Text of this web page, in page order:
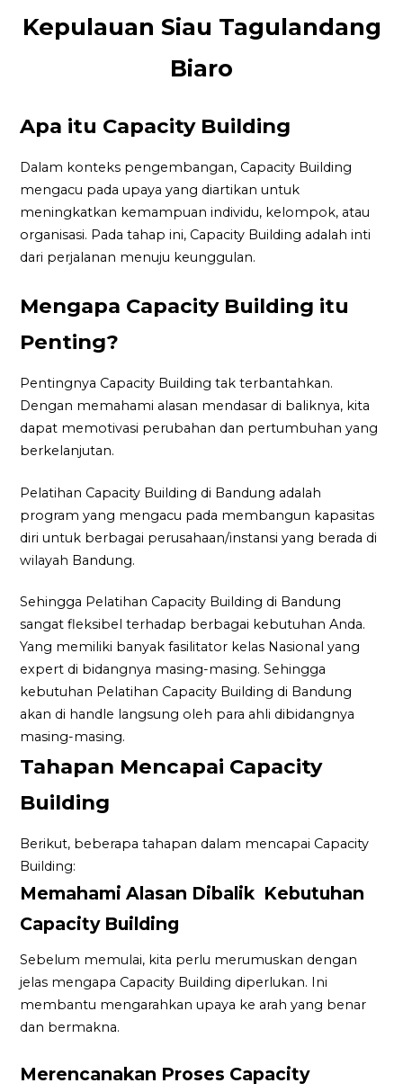
Kepulauan Siau Tagulandang
Biaro
Apa itu Capacity Building
Dalam konteks pengembangan, Capacity Building
mengacu pada upaya yang diartikan untuk
meningkatkan kemampuan individu, kelompok, atau
organisasi. Pada tahap ini, Capacity Building adalah inti
dari perjalanan menuju keunggulan.
Mengapa Capacity Building itu
Penting?
Pentingnya Capacity Building tak terbantahkan.
Dengan memahami alasan mendasar di baliknya, kita
dapat memotivasi perubahan dan pertumbuhan yang
berkelanjutan.
Pelatihan Capacity Building di Bandung adalah
program yang mengacu pada membangun kapasitas
diri untuk berbagai perusahaan/instansi yang berada di
wilayah Bandung.
Sehingga Pelatihan Capacity Building di Bandung
sangat fleksibel terhadap berbagai kebutuhan Anda.
Yang memiliki banyak fasilitator kelas Nasional yang
expert di bidangnya masing-masing. Sehingga
kebutuhan Pelatihan Capacity Building di Bandung
akan di handle langsung oleh para ahli dibidangnya
masing-masing.
Tahapan Mencapai Capacity
Building
Berikut, beberapa tahapan dalam mencapai Capacity
Building:
Memahami Alasan Dibalik Kebutuhan
Capacity Building
Sebelum memulai, kita perlu merumuskan dengan
jelas mengapa Capacity Building diperlukan. Ini
membantu mengarahkan upaya ke arah yang benar
dan bermakna.
Merencanakan Proses Capacity